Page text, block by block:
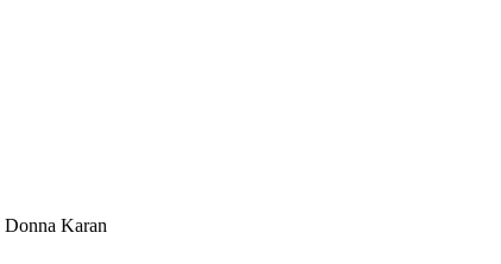
Donna Karan